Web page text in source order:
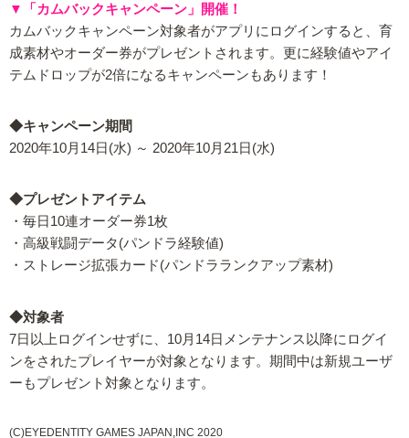
▼「カムバックキャンペーン」開催！
カムバックキャンペーン対象者がアプリにログインすると、育
成素材やオーダー券がプレゼントされます。更に経験値やアイ
テムドロップが2倍になるキャンペーンもあります！
◆キャンペーン期間
2020年10月14日(水) ～ 2020年10月21日(水)
◆プレゼントアイテム
・毎日10連オーダー券1枚
・高級戦闘データ(パンドラ経験値)
・ストレージ拡張カード(パンドラランクアップ素材)
◆対象者
7日以上ログインせずに、10月14日メンテナンス以降にログイ
ンをされたプレイヤーが対象となります。期間中は新規ユーザ
ーもプレゼント対象となります。
(C)EYEDENTITY GAMES JAPAN,INC 2020